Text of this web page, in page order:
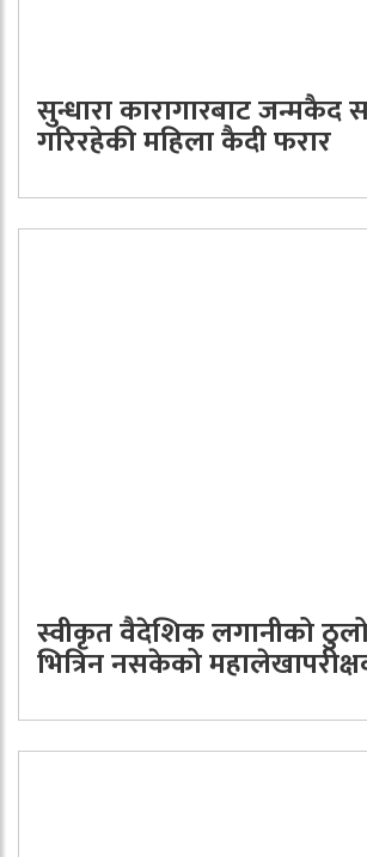
सुन्धारा कारागारबाट जन्मकैद
गरिरहेकी महिला कैदी फरार
स्वीकृत वैदेशिक लगानीको
भित्रिन नसकेको